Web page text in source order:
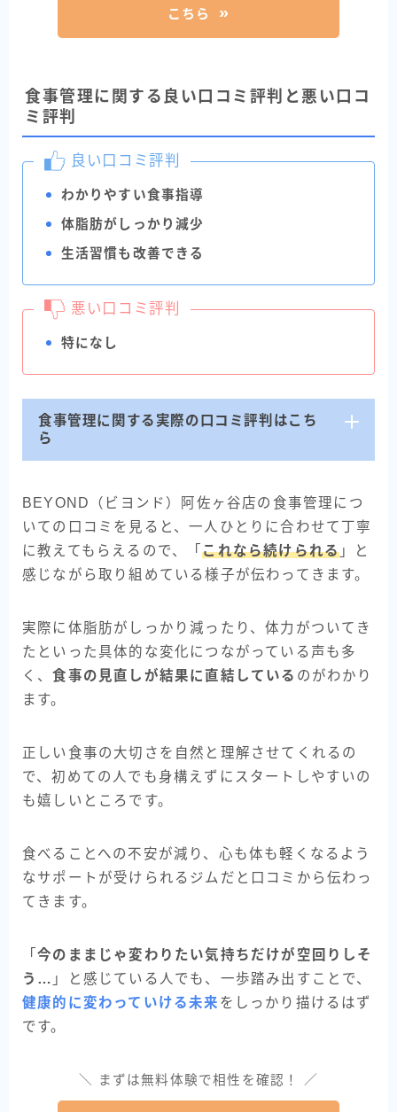
こちら
食事管理に関する良い口コミ評判と悪い口コ
ミ評判
良い口コミ評判
わかりやすい食事指導
体脂肪がしっかり減少
生活習慣も改善できる
悪い口コミ評判
特になし
食事管理に関する実際の口コミ評判はこち
ら
BEYOND（ビヨンド）阿佐ヶ谷店の食事管理につ
いての口コミを見ると、一人ひとりに合わせて丁寧
に教えてもらえるので、「これなら続けられる 」と
感じながら取り組めている様子が伝わってきます。
実際に体脂肪がしっかり減ったり、体力がついてき
たといった具体的な変化につながっている声も多
く、食事の見直しが結果に直結している のがわかり
ます。
正しい食事の大切さを自然と理解させてくれるの
で、初めての人でも身構えずにスタートしやすいの
も嬉しいところです。
食べることへの不安が減り、心も体も軽くなるよう
なサポートが受けられるジムだと口コミから伝わっ
てきます。
「今のままじゃ変わりたい気持ちだけが空回りしそ
う… 」と感じている人でも、一歩踏み出すことで、
健康的に変わっていける未来 をしっかり描けるはず
です。
＼ まずは無料体験で相性を確認！ ／